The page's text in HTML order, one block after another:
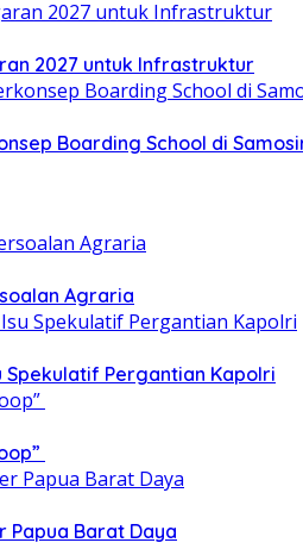
2027 untuk Infrastruktur
Boarding School di
Agraria
Spekulatif Pergantian Kapolri
Papua Barat Daya